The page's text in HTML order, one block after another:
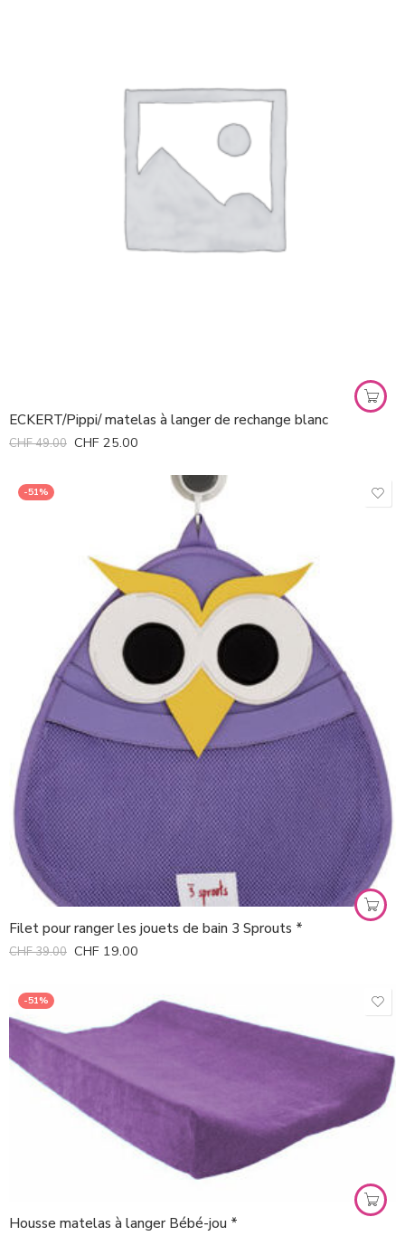
ECKERT/Pippi/ matelas à langer de rechange blanc
CHF49.00 CHF 25.00
-51%
Filet pour ranger les jouets de bain 3 Sprouts *
CHF39.00 CHF 19.00
-51%
Housse matelas à langer Bébé-jou *